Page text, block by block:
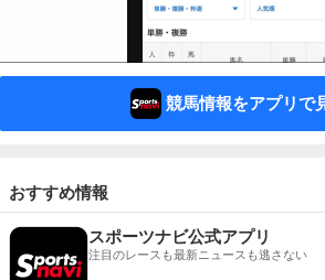
競馬情報をアプリで
おすすめ情報
スポーツナビ公式アプリ
注目のレースも最新ニュースも逃さない